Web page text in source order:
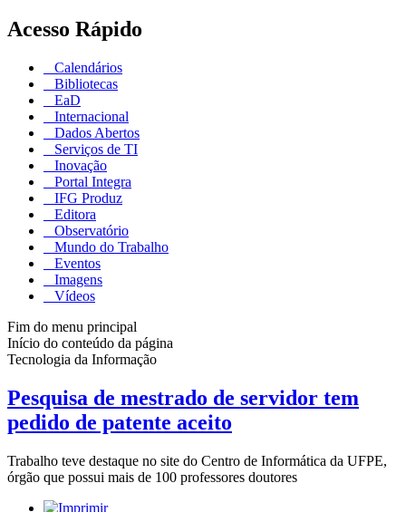
Acesso Rápido
Calendários
Bibliotecas
EaD
Internacional
Dados Abertos
Serviços de TI
Inovação
Portal Integra
IFG Produz
Editora
Observatório
Mundo do Trabalho
Eventos
Imagens
Vídeos
Fim do menu principal
Início do conteúdo da página
Tecnologia da Informação
Pesquisa de mestrado de servidor tem
pedido de patente aceito
Trabalho teve destaque no site do Centro de Informática da UFPE,
órgão que possui mais de 100 professores doutores